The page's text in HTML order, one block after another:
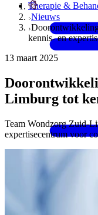
Dagbesteding
Therapie &
MENS magazine
Nieuws
kennis- en
13 maart 2025
Limburg tot
Team Wondzorg Zuid-
expertisecentrum voor